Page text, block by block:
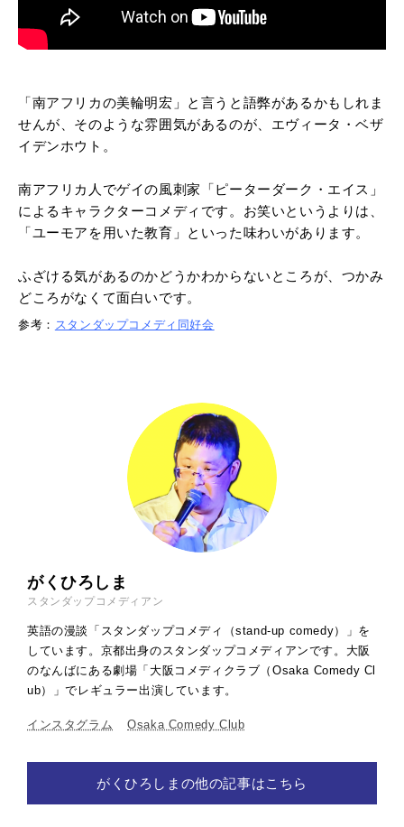
「南アフリカの美輪明宏」と言うと語弊があるかもしれま
せんが、そのような雰囲気があるのが、エヴィータ・ベザ
イデンホウト。
南アフリカ人でゲイの風刺家「ピーターダーク・エイス」
によるキャラクターコメディです。お笑いというよりは、
「ユーモアを用いた教育」といった味わいがあります。
ふざける気があるのかどうかわからないところが、つかみ
どころがなくて面白いです。
参考： スタンダップコメディ同好会
がくひろしま
スタンダップコメディアン
英語の漫談「スタンダップコメディ（stand-up comedy）」を
しています。京都出身のスタンダップコメディアンです。大阪
のなんばにある劇場「大阪コメディクラブ（Osaka Comedy Cl
ub）」でレギュラー出演しています。
インスタグラム Osaka Comedy Club
がくひろしまの他の記事はこちら